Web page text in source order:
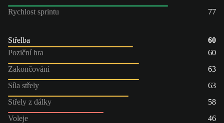
Rychlost sprintu
77
Střelba
60
Poziční hra
60
Zakončování
63
Síla střely
63
Střely z dálky
58
Voleje
46